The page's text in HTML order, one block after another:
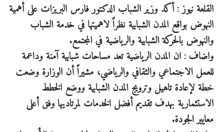
القلعة نيوز : أكد وزير الشباب الدكتور فارس البريزات على أهمية
النهوض بواقع المدن الشبابية نظراً لاهميتها في خدمة الشباب
والنهوض بالحركة الشبابية والرياضية في المجتمع.
واضاف : ان المدن الرياضية تعد مساحات شبابية آمنة وداعمة
للعمل الاجتماعي والثقافي والرياضي، مشيراً أن الوزارة وضعت
خطة لإعادة تاهيل وترويج المدن الشبابية ووضع الخطط
الاستثمارية بهدف تقديم أفضل الخدمات لمرتاديها وفق أعلى
معايير الجودة.